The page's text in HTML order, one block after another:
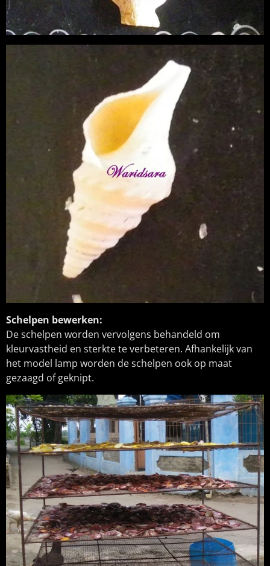
Schelpen bewerken:
De schelpen worden vervolgens behandeld om
kleurvastheid en sterkte te verbeteren. Afhankelijk van
het model lamp worden de schelpen ook op maat
gezaagd of geknipt.